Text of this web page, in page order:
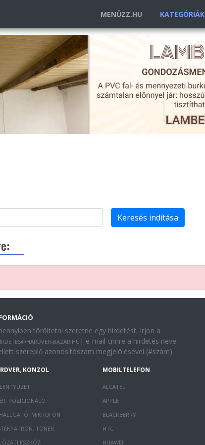
MENÜZZ.HU KATEGÓRIÁK
Keresés indítása
töröltetni szeretne egy hirdetést, írjon a
BAZAR.HU | e-mail címre a hirdetés neve
szereplő azonosítószám megjelölésével (#szám).
KONZOL
POZÍCIONÁLÓ
MIKROFON
TONER
ESZKÖZ
MOBILTELEFON
ALCATEL
APPLE
BLACKBERRY
HTC
HUAWEI